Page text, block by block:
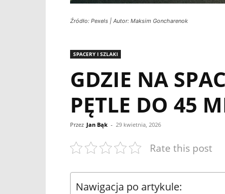
Źródło: Pexels | Autor: Maksim Goncharenok
SPACERY I SZLAKI
GDZIE NA
PĘTLE DO 45
Przez Jan Bąk - 29 kwietnia, 2026
Rate this post
Nawigacja po artykule: